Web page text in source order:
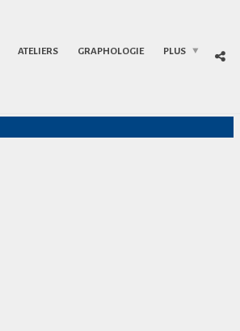
ATELIERS GRAPHOLOGIE PLUS